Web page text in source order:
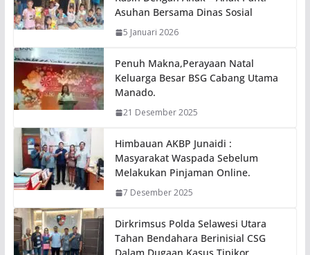
Asuhan Bersama Dinas Sosial
5 Januari 2026
Penuh Makna,Perayaan Natal
Keluarga Besar BSG Cabang Utama
Manado.
21 Desember 2025
Himbauan AKBP Junaidi :
Masyarakat Waspada Sebelum
Melakukan Pinjaman Online.
7 Desember 2025
Dirkrimsus Polda Selawesi Utara
Tahan Bendahara Berinisial CSG